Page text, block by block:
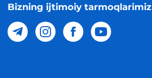
Bizning ijtimoiy tarmoqlarimiz